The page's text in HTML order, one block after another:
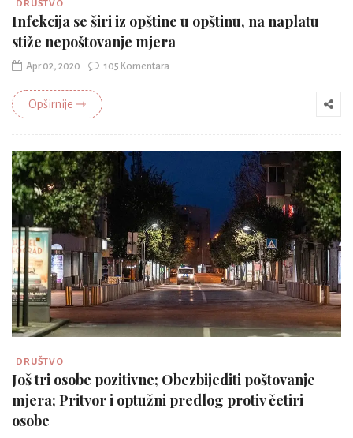
DRUŠTVO
Infekcija se širi iz opštine u opštinu, na naplatu
stiže nepoštovanje mjera
Apr 02, 2020 105 Komentara
Opširnije ⇾
DRUŠTVO
Još tri osobe pozitivne; Obezbijediti poštovanje
mjera; Pritvor i optužni predlog protiv četiri
osobe